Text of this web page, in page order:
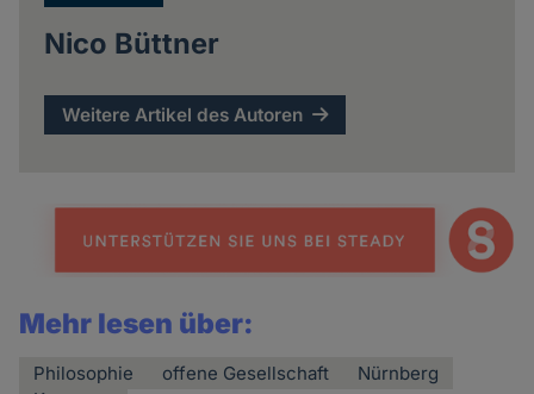
Nico Büttner
Weitere Artikel des Autoren
Mehr lesen über:
Philosophie offene Gesellschaft
Nürnberg